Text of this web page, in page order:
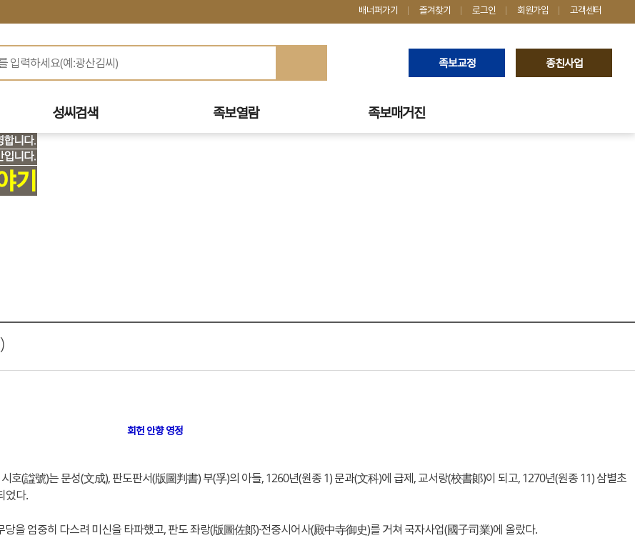
배너퍼가기 즐겨찾기 로그인 회원가입 고객센터
족보교정 종친사업
성씨검색 족보열람 족보매거진
회헌 안향 영정
호(諡號)는 문성(文成), 판도판서(版圖判書) 부(孚)의 아들, 1260년(원종 1) 문과(文科)에 급제, 교서랑(校書郞)이 되고, 1270년(원종 11) 삼별초
었다.
을 엄중히 다스려 미신을 타파했고, 판도 좌랑(版圖佐郞)·전중시어사(殿中寺御史)를 거쳐 국자사업(國子司業)에 올랐다.